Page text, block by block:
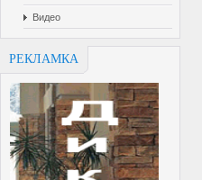
Видео
РЕКЛАМКА